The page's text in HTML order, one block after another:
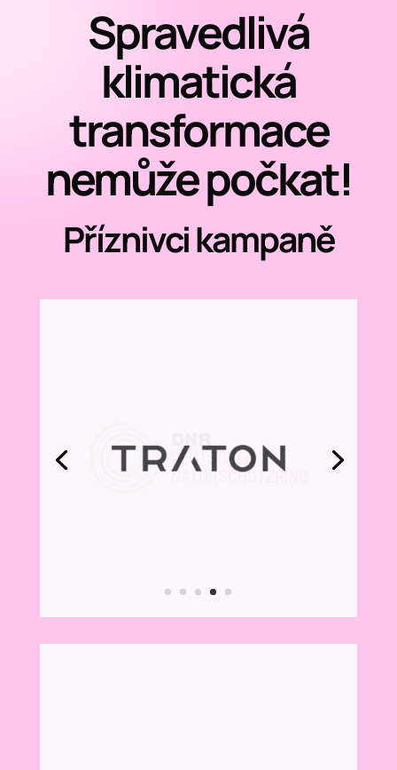
Spravedlivá
klimatická
transformace
nemůže počkat!
Příznivci kampaně